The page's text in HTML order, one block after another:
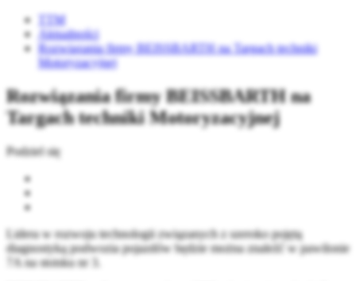
TTM
Aktualności
Rozwiązania firmy BEISSBARTH na Targach techniki
Motoryzacyjnej
Rozwiązania firmy BEISSBARTH na
Targach techniki Motoryzacyjnej
Podziel się
Lidera w rozwoju technologii związanych z szeroko pojętą
diagnostyką podwozia pojazdów będzie można znaleźć w pawilonie
7A na stoisku nr 3.